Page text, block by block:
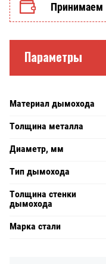
Принимаем
Параметры
Материал дымохода
Толщина металла
Диаметр, мм
Тип дымохода
Толщина стенки
дымохода
Марка стали